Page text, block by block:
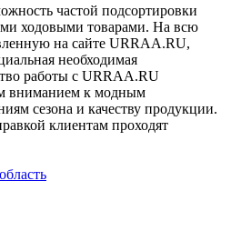
частой подсортировки
ходовыми товарами. На всю
на сайте URRAA.RU,
необходимая
работы с URRAA.RU
вниманием к модным
сезона и качеству продукции.
клиентам проходят